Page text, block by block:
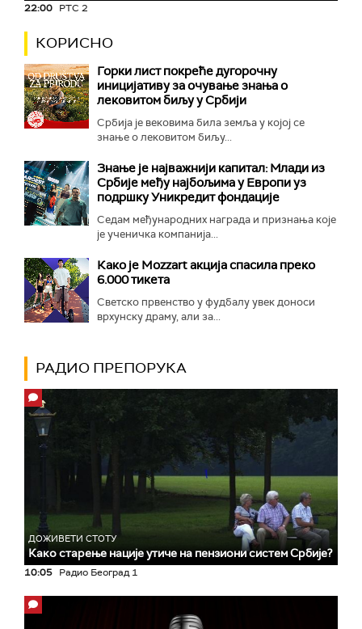
22:00 РТС 2
КОРИСНО
Горки лист покреће дугорочну
иницијативу за очување знања о
лековитом биљу у Србији
Србија је вековима била земља у којој се
знање о лековитом биљу...
Знање је најважнији капитал: Млади из
Србије међу најбољима у Европи уз
подршку Уникредит фондације
Седам међународних награда и признања које
је ученичка компанија...
Како је Mozzart акција спасила преко
6.000 тикета
Светско првенство у фудбалу увек доноси
врхунску драму, али за...
РАДИО ПРЕПОРУКА
ДОЖИВЕТИ СТОТУ
Како старење нације утиче на пензиони систем Србије?
10:05 Радио Београд 1